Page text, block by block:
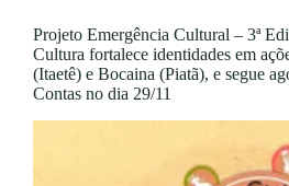
Projeto Emergência Cultural – 3ª
Cultura fortalece identidades em
(Itaetê) e Bocaina (Piatã), e segue
Contas no dia 29/11